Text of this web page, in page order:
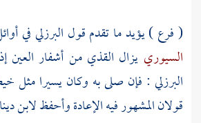
( فرع ) يؤيد ما تقدم قول البرزليفي
السيوري يزال القذي من أشفار العين
البرزلي : فإن صلى به وكان يسيرا مثل
قولان المشهور فيه الإعادة وأحفظلابن